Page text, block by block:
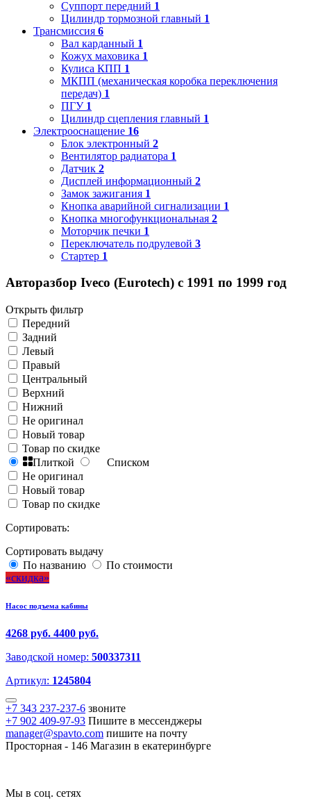
Суппорт передний 1
Цилиндр тормозной главный 1
Трансмиссия 6
Вал карданный 1
Кожух маховика 1
Кулиса КПП 1
МКПП (механическая коробка переключения
передач) 1
ПГУ 1
Цилиндр сцепления главный 1
Электрооснащение 16
Блок электронный 2
Вентилятор радиатора 1
Датчик 2
Дисплей информационный 2
Замок зажигания 1
Кнопка аварийной сигнализации 1
Кнопка многофункциональная 2
Моторчик печки 1
Переключатель подрулевой 3
Стартер 1
Авторазбор Iveco (Eurotech) с 1991 по 1999 год
Открыть фильтр
Передний
Задний
Левый
Правый
Центральный
Верхний
Нижний
Не оригинал
Новый товар
Товар по скидке
Плиткой
Списком
Не оригинал
Новый товар
Товар по скидке
Сортировать:
Сортировать выдачу
По названию
По стоимости
скидка
Насос подъема кабины
4268 руб. 4400 руб.
Заводской номер: 500337311
Артикул: 1245804
+7 343 237-237-6 звоните
+7 902 409-97-93 Пишите в мессенджеры
manager@spavto.com пишите на почту
Просторная - 146 Магазин в екатеринбурге
Мы в соц. сетях